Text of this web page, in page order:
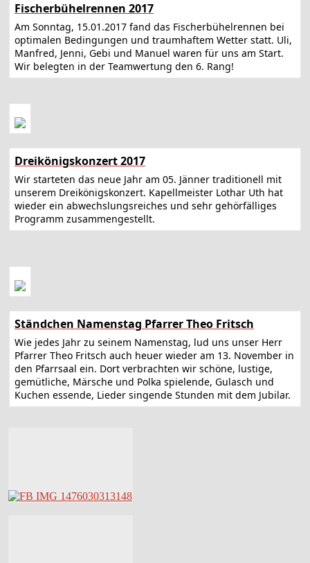
Fischerbühelrennen 2017
Am Sonntag, 15.01.2017 fand das Fischerbühelrennen bei
optimalen Bedingungen und traumhaftem Wetter statt. Uli,
Manfred, Jenni, Gebi und Manuel waren für uns am Start.
Wir belegten in der Teamwertung den 6. Rang!
Dreikönigskonzert 2017
Wir starteten das neue Jahr am 05. Jänner traditionell mit
unserem Dreikönigskonzert. Kapellmeister Lothar Uth hat
wieder ein abwechslungsreiches und sehr gehörfälliges
Programm zusammengestellt.
Ständchen Namenstag Pfarrer Theo Fritsch
Wie jedes Jahr zu seinem Namenstag, lud uns unser Herr
Pfarrer Theo Fritsch auch heuer wieder am 13. November in
den Pfarrsaal ein. Dort verbrachten wir schöne, lustige,
gemütliche, Märsche und Polka spielende, Gulasch und
Kuchen essende, Lieder singende Stunden mit dem Jubilar.